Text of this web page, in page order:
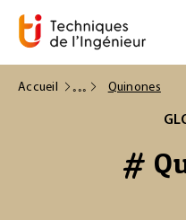
Accueil Quinones
#